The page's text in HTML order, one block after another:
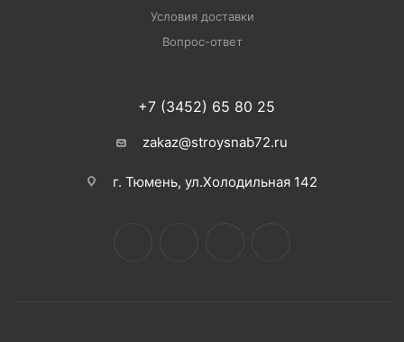
Условия доставки
Вопрос-ответ
+7 (3452) 65 80 25
zakaz@stroysnab72.ru
г. Тюмень, ул.Холодильная 142